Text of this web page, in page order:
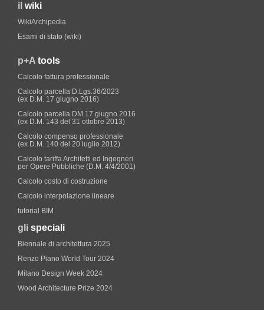
il wiki
WikiArchipedia
Esami di stato (wiki)
p+A tools
Calcolo fattura professionale
Calcolo parcella D.Lgs.36/2023
(ex D.M. 17 giugno 2016)
Calcolo parcella DM 17 giugno 2016
(ex D.M. 143 del 31 ottobre 2013)
Calcolo compenso professionale
(ex D.M. 140 del 20 luglio 2012)
Calcolo tariffa Architetti ed Ingegneri
per Opere Pubbliche (D.M. 4/4/2001)
Calcolo costo di costruzione
Calcolo interpolazione lineare
tutorial BIM
gli speciali
Biennale di architettura 2025
Renzo Piano World Tour 2024
Milano Design Week 2024
Wood Architecture Prize 2024